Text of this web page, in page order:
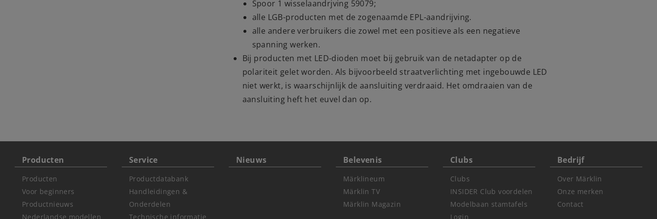
Spoor 1 wisselaandrjving 59079;
alle LGB-producten met de zogenaamde EPL-aandrijving.
alle andere verbruikers die zowel met een positieve als een negatieve
spanning werken.
Bij producten met LED-dioden moet bij gebruik van de netadapter op de
polariteit gelet worden. Als bijvoorbeeld straatverlichting met ingebouwde LED
niet werkt, is waarschijnlijk de aansluiting verdraaid. Het omdraaien van de
aansluiting heft het euvel dan op.
Producten
Producten
Voor beginners
Productnieuws
Nederlandse modellen
Service
Productdatabank
Handleidingen &
Onderdelen
Technische informatie
Nieuws Belevenis
Märklineum
Märklin TV
Märklin Magazin
Clubs
Clubs
INSIDER Club voordelen
Modelbaan stamtafels
Login
Bedrijf
Over Märklin
Onze merken
Contact